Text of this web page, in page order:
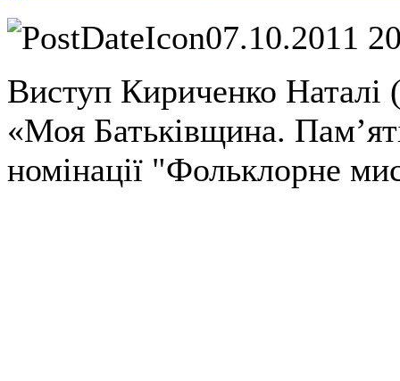
07.10.2011
Виступ Кириченко Наталі
«Моя Батьківщина.
номінації "Фольклорне